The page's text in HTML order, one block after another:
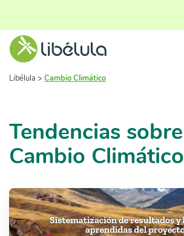
Libélula > Cambio Climático
Tendencias sobre
Cambio Climático